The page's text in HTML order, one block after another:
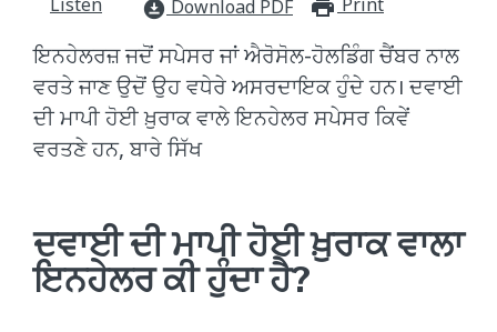
download_for_offline Download PDF
ਇਨਹੇਲਰਜ਼ ਜਦੋਂ ਸਪੇਸਰ ਜਾਂ ਐਰੋਸੋਲ-ਹੋਲਡਿੰਗ ਚੈਂਬਰ ਨਾਲ
ਵਰਤੇ ਜਾਣ ਉਦੋਂ ਉਹ ਵਧੇਰੇ ਅਸਰਦਾਇਕ ਹੁੰਦੇ ਹਨ। ਦਵਾਈ
ਦੀ ਮਾਪੀ ਹੋਈ ਖ਼ੁਰਾਕ ਵਾਲੇ ਇਨਹੇਲਰ ਸਪੇਸਰ ਕਿਵੇਂ
ਵਰਤਣੇ ਹਨ, ਬਾਰੇ ਸਿੱਖ
ਦਵਾਈ ਦੀ ਮਾਪੀ ਹੋਈ ਖ਼ੁਰਾਕ ਵਾਲਾ
ਇਨਹੇਲਰ ਕੀ ਹੁੰਦਾ ਹੈ?